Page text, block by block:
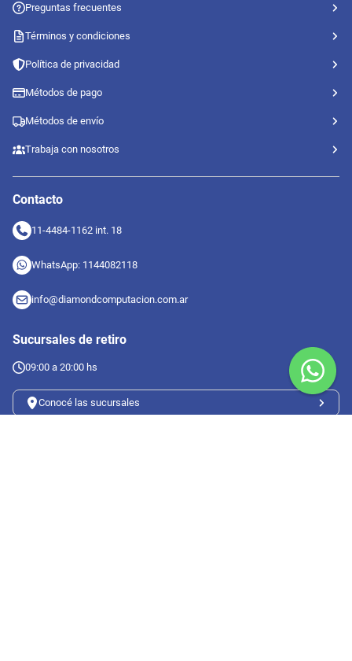
Preguntas frecuentes
Términos y condiciones
Política de privacidad
Métodos de pago
Métodos de envío
Trabaja con nosotros
Contacto
11-4484-1162 int. 18
WhatsApp: 1144082118
info@diamondcomputacion.com.ar
Sucursales de retiro
09:00 a 20:00 hs
Conocé las sucursales